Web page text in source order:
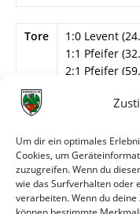
Um dir ein optimales
Cookies, um
zuzugreifen. Wenn du
wie das Surfverhalten oder
verarbeiten. Wenn du
Tore
1:0 Levent
1:1 Pfeifer
2:1 Pfeifer
Info
Milenkovic,
Oswald (86.
Schröder).